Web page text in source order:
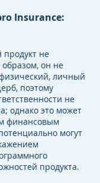
Insurance:
не
он не
личный
поэтому
не
однако это может
финансовым
могут
продукта.